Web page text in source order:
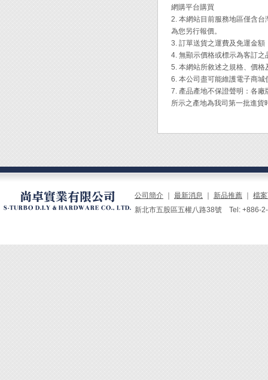
網購平台購買
2. 本網站目前服務地區僅含
為您另行報價。
3. 訂單送貨之運費及免運金
4. 無顯示價格或標示為客訂
5. 本網站所敘述之規格、價
6. 本公司盡可能維護電子商
7. 產品產地不保證聲明：各
所示之產地為我司第一批進
公司簡介 最新消息 新品推薦
檔
新北市五股區五權八路38號 Tel: